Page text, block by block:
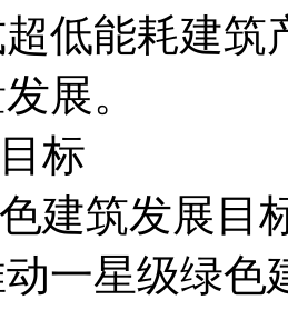
低能耗建筑
展。
标
色建筑发展
一星级绿色